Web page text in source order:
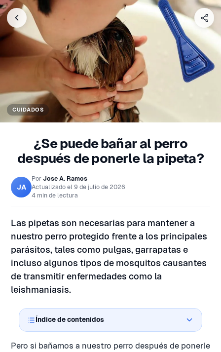
CUIDADOS
¿Se puede bañar al perro
después de ponerle la pipeta?
JA
Por Jose A. Ramos
Actualizado el 9 de julio de 2026
4 min de lectura
Las pipetas son necesarias para mantener a
nuestro perro protegido frente a los principales
parásitos, tales como pulgas, garrapatas e
incluso algunos tipos de mosquitos causantes
de transmitir enfermedades como la
leishmaniasis.
Índice de contenidos
Pero si bañamos a nuestro perro después de ponerle